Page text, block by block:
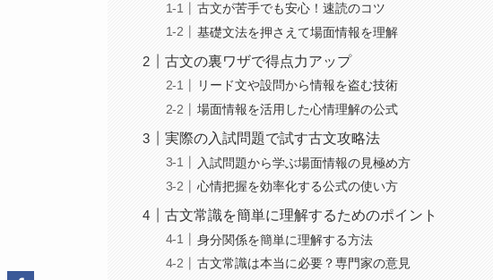
古文が苦手でも安心！速読のコツ
基礎文法を押さえて場面情報を理解
古文の裏ワザで得点力アップ
リード文や設問から情報を盗む技術
場面情報を活用した心情理解の公式
実際の入試問題で試す古文攻略法
入試問題から学ぶ場面情報の見極め方
心情把握を効率化する公式の使い方
古文常識を簡単に理解するためのポイント
身分関係を簡単に理解する方法
古文常識は本当に必要？専門家の意見